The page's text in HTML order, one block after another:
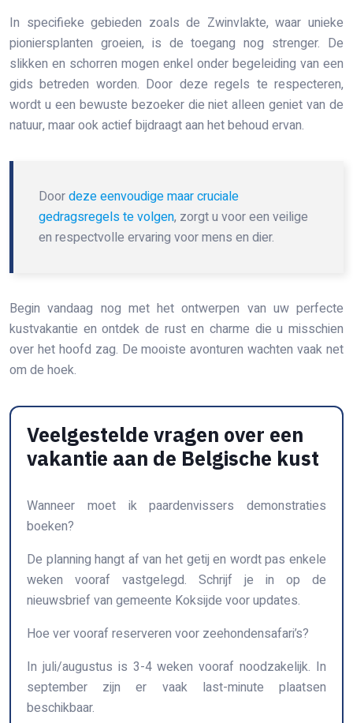
In specifieke gebieden zoals de Zwinvlakte, waar unieke
pioniersplanten groeien, is de toegang nog strenger. De
slikken en schorren mogen enkel onder begeleiding van een
gids betreden worden. Door deze regels te respecteren,
wordt u een bewuste bezoeker die niet alleen geniet van de
natuur, maar ook actief bijdraagt aan het behoud ervan.
Doordeze eenvoudige maar cruciale
gedragsregels te volgen, zorgt u voor een veilige
en respectvolle ervaring voor mens en dier.
Begin vandaag nog met het ontwerpen van uw perfecte
kustvakantie en ontdek de rust en charme die u misschien
over het hoofd zag. De mooiste avonturen wachten vaak net
om de hoek.
Veelgestelde vragen over een
vakantie aan de Belgische kust
Wanneer moet ik paardenvissers demonstraties
boeken?
De planning hangt af van het getij en wordt pas enkele
weken vooraf vastgelegd. Schrijf je in op de
nieuwsbrief van gemeente Koksijde voor updates.
Hoe ver vooraf reserveren voor zeehondensafari’s?
In juli/augustus is 3-4 weken vooraf noodzakelijk. In
september zijn er vaak last-minute plaatsen
beschikbaar.